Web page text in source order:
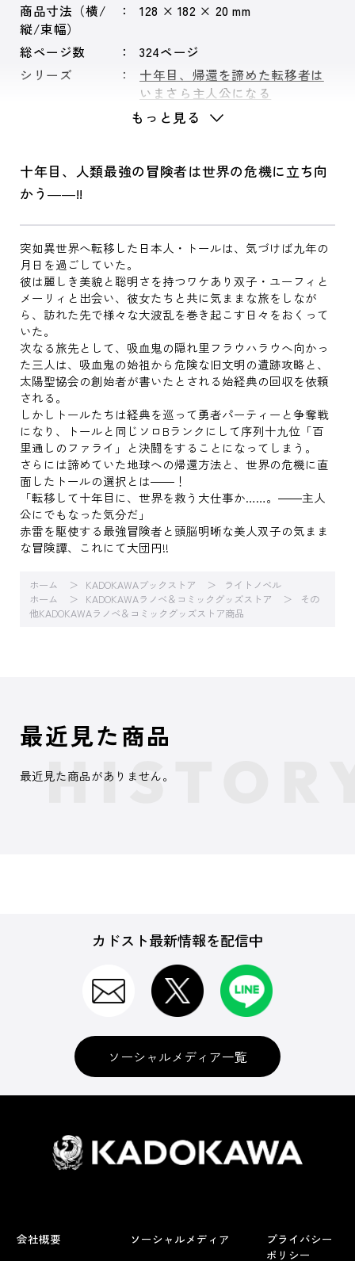
商品寸法（横/
縦/束幅）
128 × 182 × 20 mm
総ページ数
324ページ
シリーズ
十年目、帰還を諦めた転移者は
いまさら主人公になる
もっと見る
十年目、人類最強の冒険者は世界の危機に立ち向
かう――!!
突如異世界へ転移した日本人・トールは、気づけば九年の
月日を過ごしていた。
彼は麗しき美貌と聡明さを持つワケあり双子・ユーフィと
メーリィと出会い、彼女たちと共に気ままな旅をしなが
ら、訪れた先で様々な大波乱を巻き起こす日々をおくって
いた。
次なる旅先として、吸血鬼の隠れ里フラウハラウへ向かっ
た三人は、吸血鬼の始祖から危険な旧文明の遺跡攻略と、
太陽聖協会の創始者が書いたとされる始経典の回収を依頼
される。
しかしトールたちは経典を巡って勇者パーティーと争奪戦
になり、トールと同じソロBランクにして序列十九位「百
里通しのファライ」と決闘をすることになってしまう。
さらには諦めていた地球への帰還方法と、世界の危機に直
面したトールの選択とは――！
「転移して十年目に、世界を救う大仕事か……。――主人
公にでもなった気分だ」
赤雷を駆使する最強冒険者と頭脳明晰な美人双子の気まま
な冒険譚、これにて大団円!!
ホーム KADOKAWAブックストア
ライトノベル
ホーム
KADOKAWAラノベ＆コミックグッズストア
その
他KADOKAWAラノベ＆コミックグッズストア商品
最近見た商品
最近見た商品がありません。
カドスト最新情報を配信中
ソーシャルメディア一覧
会社概要
ソーシャルメディア
プライバシー
ポリシー